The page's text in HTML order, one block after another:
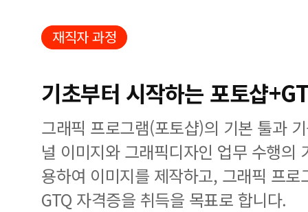
재직자 과정
기초부터 시작하는 포토샵
그래픽 프로그램(포토샵)의 기본 툴과
널 이미지와 그래픽디자인 업무 수행의
용하여 이미지를 제작하고, 그래픽 프
GTQ 자격증을 취득을 목표로 합니다.